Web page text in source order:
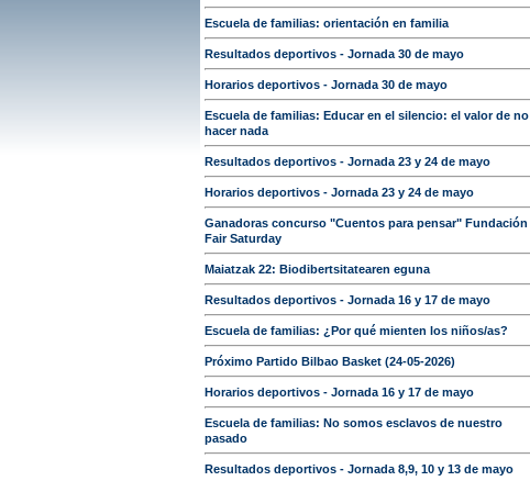
Escuela de familias: orientación en familia
Resultados deportivos - Jornada 30 de mayo
Horarios deportivos - Jornada 30 de mayo
Escuela de familias: Educar en el silencio: el valor de no
hacer nada
Resultados deportivos - Jornada 23 y 24 de mayo
Horarios deportivos - Jornada 23 y 24 de mayo
Ganadoras concurso "Cuentos para pensar" Fundación
Fair Saturday
Maiatzak 22: Biodibertsitatearen eguna
Resultados deportivos - Jornada 16 y 17 de mayo
Escuela de familias: ¿Por qué mienten los niños/as?
Próximo Partido Bilbao Basket (24-05-2026)
Horarios deportivos - Jornada 16 y 17 de mayo
Escuela de familias: No somos esclavos de nuestro
pasado
Resultados deportivos - Jornada 8,9, 10 y 13 de mayo